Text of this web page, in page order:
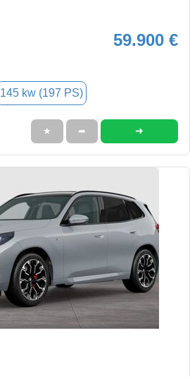
59.900 €
145 kw (197 PS)
★ ➦ ➜